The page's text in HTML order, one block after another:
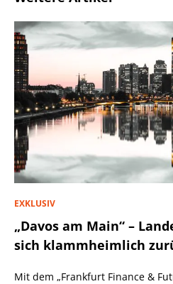
EXKLUSIV
„Davos am Main“ –
sich klammheimlich
Mit dem „Frankfurt Finance &